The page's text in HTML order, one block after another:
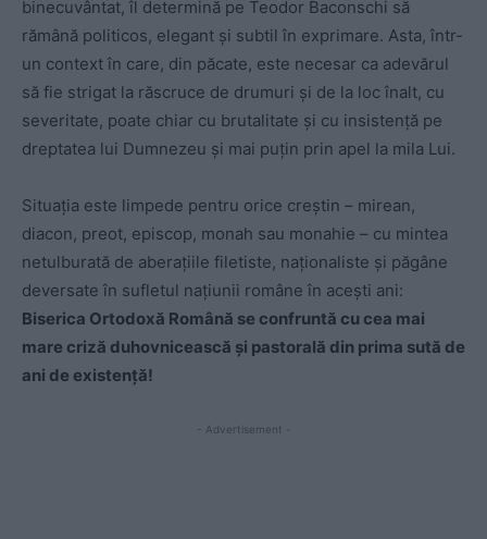
binecuvântat, îl determină pe Teodor Baconschi să
rămână politicos, elegant și subtil în exprimare. Asta, într-
un context în care, din păcate, este necesar ca adevărul
să fie strigat la răscruce de drumuri și de la loc înalt, cu
severitate, poate chiar cu brutalitate și cu insistență pe
dreptatea lui Dumnezeu și mai puțin prin apel la mila Lui.
Situația este limpede pentru orice creștin – mirean,
diacon, preot, episcop, monah sau monahie – cu mintea
netulburată de aberațiile filetiste, naționaliste și păgâne
deversate în sufletul națiunii române în acești ani:
Biserica Ortodoxă Română se confruntă cu cea mai
mare criză duhovnicească și pastorală din prima sută de
ani de existență!
- Advertisement -